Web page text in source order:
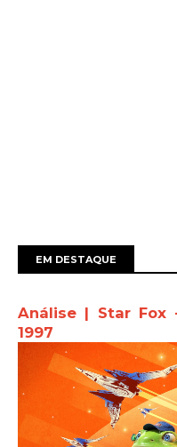
EM DESTAQUE
Análise | Star Fox
1997